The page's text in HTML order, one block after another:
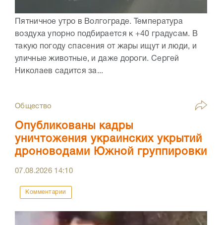
Пятничное утро в Волгограде. Температура
воздуха упорно подбирается к +40 градусам. В
такую погоду спасения от жары ищут и люди, и
уличные животные, и даже дороги. Сергей
Николаев садится за...
Общество
Опубликованы кадры
уничтожения украинских укрытий
дроноводами Южной группировки
07.08.2026 14:10
Комментарии